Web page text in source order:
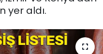
yer aldı.